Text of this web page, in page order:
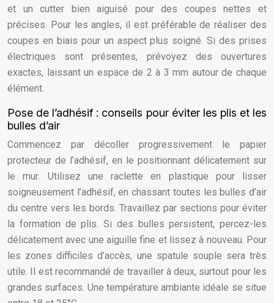
et un cutter bien aiguisé pour des coupes nettes et
précises. Pour les angles, il est préférable de réaliser des
coupes en biais pour un aspect plus soigné. Si des prises
électriques sont présentes, prévoyez des ouvertures
exactes, laissant un espace de 2 à 3 mm autour de chaque
élément.
Pose de l’adhésif : conseils pour éviter les plis et les
bulles d’air
Commencez par décoller progressivement le papier
protecteur de l’adhésif, en le positionnant délicatement sur
le mur. Utilisez une raclette en plastique pour lisser
soigneusement l’adhésif, en chassant toutes les bulles d’air
du centre vers les bords. Travaillez par sections pour éviter
la formation de plis. Si des bulles persistent, percez-les
délicatement avec une aiguille fine et lissez à nouveau. Pour
les zones difficiles d’accès, une spatule souple sera très
utile. Il est recommandé de travailler à deux, surtout pour les
grandes surfaces. Une température ambiante idéale se situe